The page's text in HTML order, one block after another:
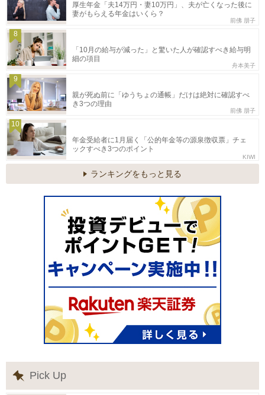
厚生年金「夫14万円・妻10万円」、夫が亡くなった後に
妻がもらえる年金はいくら？
前佛 朋子
8
「10月の給与が減った」と驚いた人が確認すべき給与明
細の項目
舟本美子
9
親が死ぬ前に「ゆうちょの通帳」だけは絶対に確認すべ
き3つの理由
前佛 朋子
10
年金受給者に1月届く「公的年金等の源泉徴収票」チェ
ックすべき3つのポイント
KIWI
ランキングをもっと見る
Pick Up